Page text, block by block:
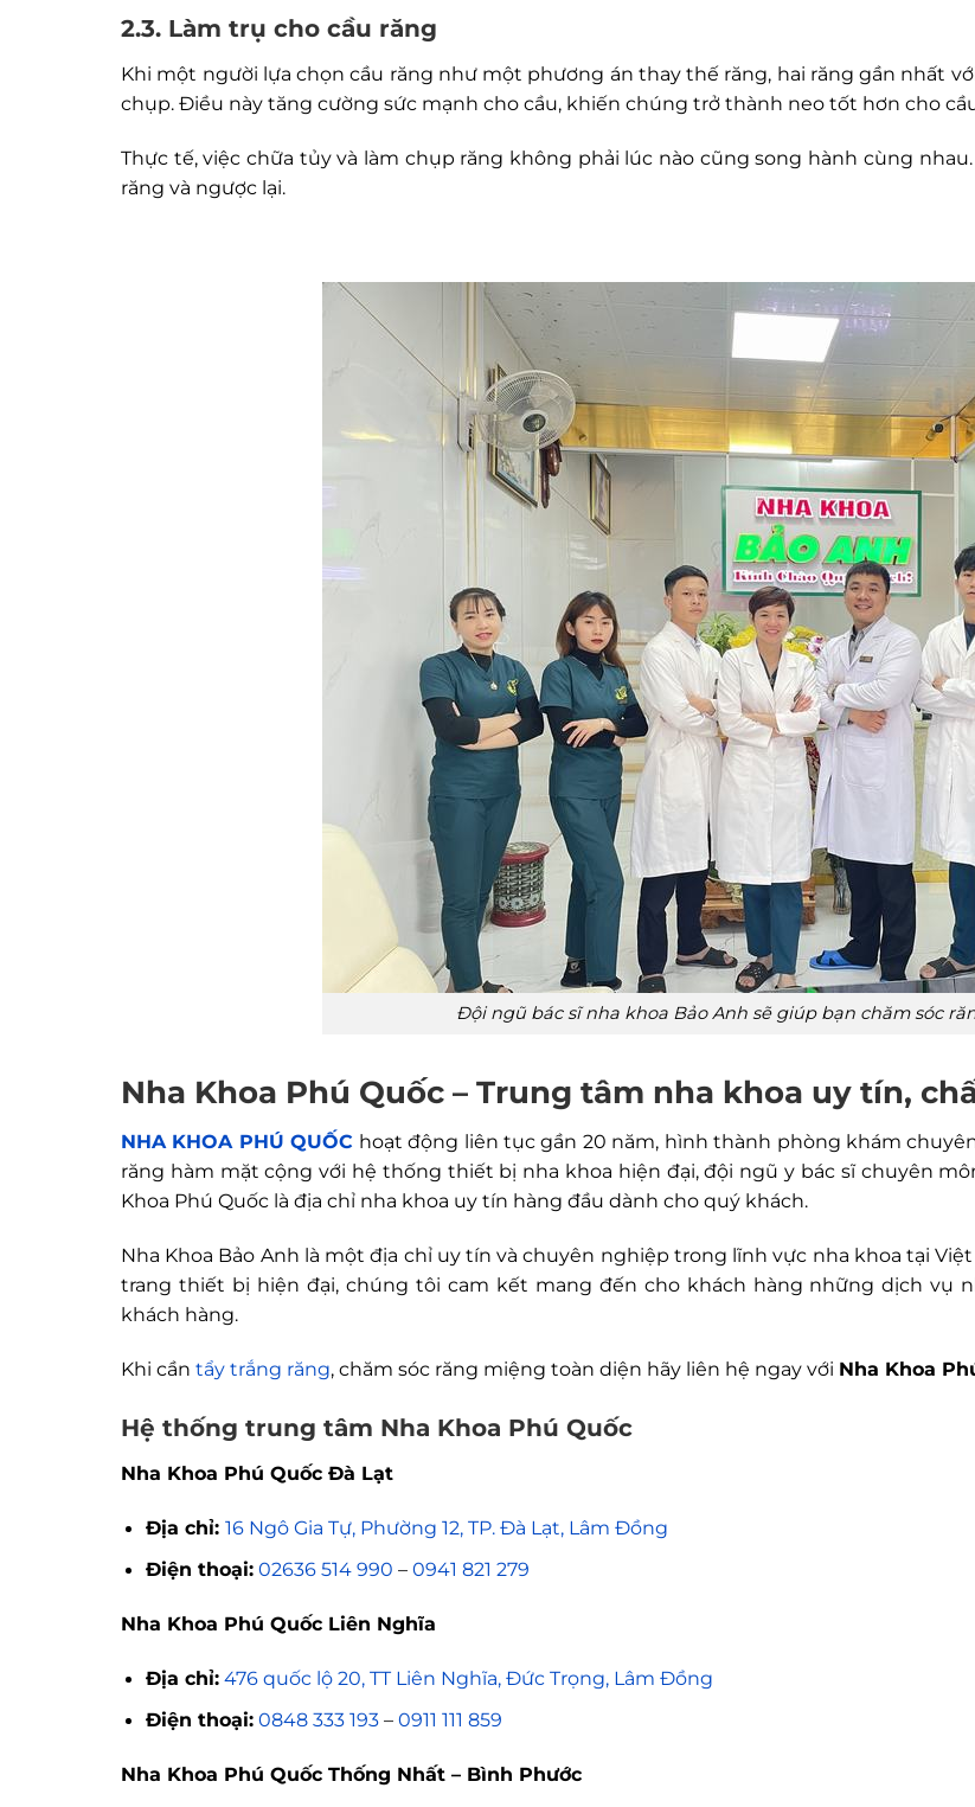
2.3. Làm trụ cho cầu răng
Khi một người lựa chọn cầu răng như một phương án thay thế răng, hai răng gần nhất
chụp. Điều này tăng cường sức mạnh cho cầu, khiến chúng trở thành neo tốt hơn cho
Thực tế, việc chữa tủy và làm chụp răng không phải lúc nào cũng song hành cùng
răng và ngược lại.
Đội ngũ bác sĩ nha khoa Bảo Anh sẽ giúp bạn chăm sóc
Nha Khoa Phú Quốc – Trung tâm nha khoa uy tín,
NHA KHOA PHÚ QUỐC hoạt động liên tục gần 20 năm, hình thành phòng khám
răng hàm mặt cộng với hệ thống thiết bị nha khoa hiện đại, đội ngũ y bác sĩ chuyên
Khoa Phú Quốc là địa chỉ nha khoa uy tín hàng đầu dành cho quý khách.
Nha Khoa Bảo Anh là một địa chỉ uy tín và chuyên nghiệp trong lĩnh vực nha khoa tại
trang thiết bị hiện đại, chúng tôi cam kết mang đến cho khách hàng những dịch vụ
khách hàng.
Khi cần tẩy trắng răng, chăm sóc răng miệng toàn diện hãy liên hệ ngay với Nha Khoa
Hệ thống trung tâm Nha Khoa Phú Quốc
Nha Khoa Phú Quốc Đà Lạt
Địa chỉ: 16 Ngô Gia Tự, Phường 12, TP. Đà Lạt, Lâm Đồng
Điện thoại: 02636 514 990 – 0941 821 279
Nha Khoa Phú Quốc Liên Nghĩa
Địa chỉ: 476 quốc lộ 20, TT Liên Nghĩa, Đức Trọng, Lâm Đồng
Điện thoại: 0848 333 193 – 0911 111 859
Nha Khoa Phú Quốc Thống Nhất – Bình Phước